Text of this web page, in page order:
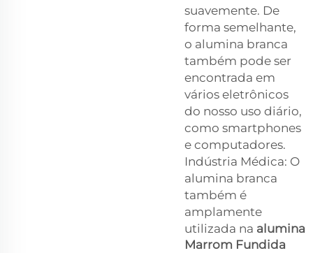
suavemente. De
forma semelhante,
o alumina branca
também pode ser
encontrada em
vários eletrônicos
do nosso uso diário,
como smartphones
e computadores.
Indústria Médica: O
alumina branca
também é
amplamente
utilizada na alumina
Marrom Fundida